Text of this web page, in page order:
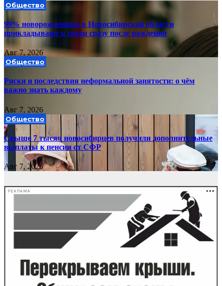
Общество
99% новорожденных в Новосибирской области
прикладывают к груди сразу после рождения
Авг 7, 2026
Общество
Риски и последствия неформальной занятости: о чём
важно знать каждому
Авг 7, 2026
Общество
Свыше 7 тысяч новосибирцев получили дополнительные
выплаты к пенсии от СФР
Авг 7, 2026
РЕКЛАМА